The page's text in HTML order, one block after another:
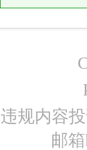
违规内容
邮